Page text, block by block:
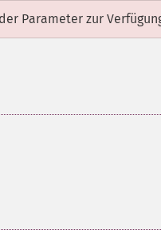
Parameter zur